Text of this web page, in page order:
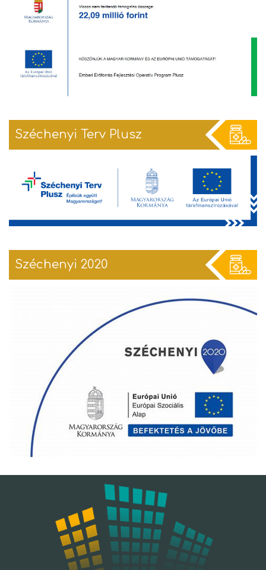
Széchenyi Terv Plusz
Széchenyi 2020